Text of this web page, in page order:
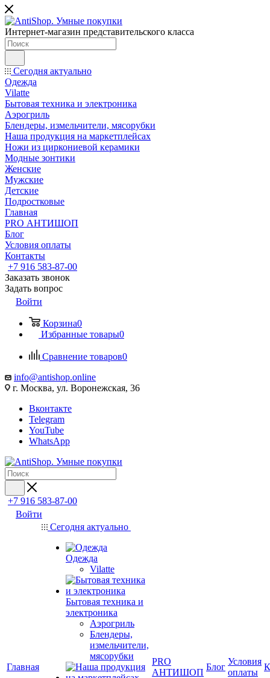
Интернет-магазин представительского класса
Сегодня актуально
Одежда
Vilatte
Бытовая техника и электроника
Аэрогриль
Блендеры, измельчители, мясорубки
Наша продукция на маркетплейсах
Ножи из циркониевой керамики
Модные зонтики
Женские
Мужские
Детские
Подростковые
Главная
PRO АНТИШОП
Блог
Условия оплаты
Контакты
+7 916 583-87-00
Заказать звонок
Задать вопрос
Войти
Корзина0
Избранные товары0
Сравнение товаров0
info@antishop.online
г. Москва, ул. Воронежская, 36
Вконтакте
Telegram
YouTube
WhatsApp
+7 916 583-87-00
Войти
Главная
Сегодня актуально
Одежда
Vilatte
Бытовая техника и
электроника
Аэрогриль
Блендеры,
измельчители,
мясорубки
PRO
АНТИШОП
Блог
Условия
оплаты